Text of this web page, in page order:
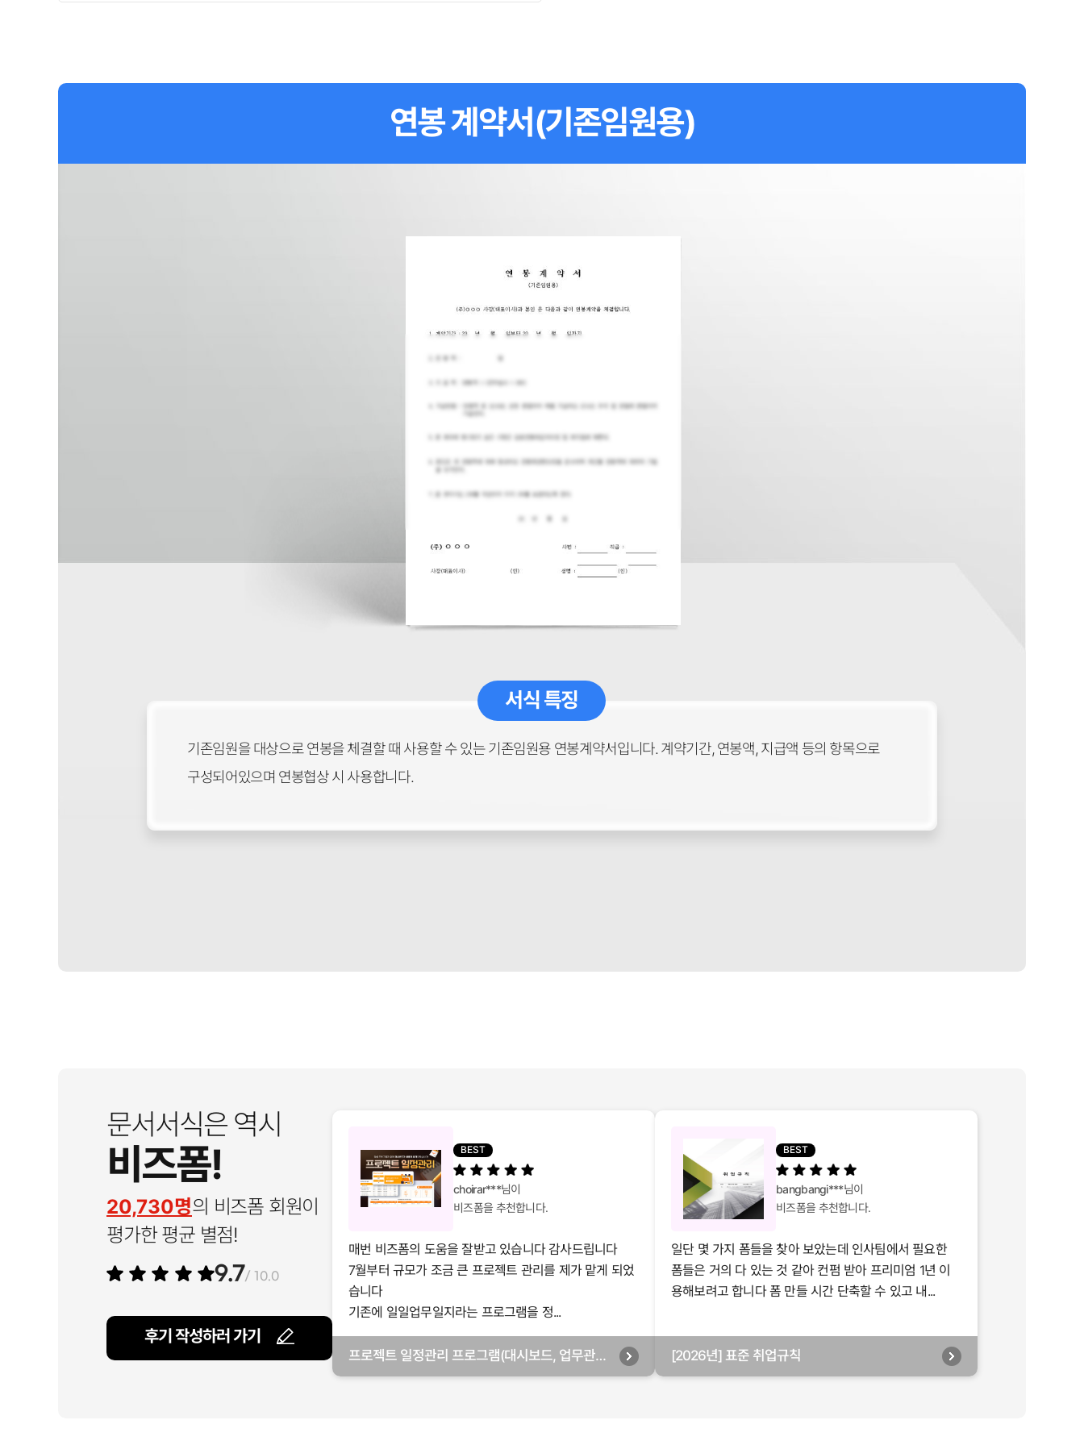
연봉 계약서(기존임원용)
서식 특징
기존임원을 대상으로 연봉을 체결할 때 사용할 수 있는 기존임원용 연봉계약서입니다. 계약기간, 연봉액, 지급액 등의 항목으로
구성되어있으며 연봉협상 시 사용합니다.
문서서식은 역시
비즈폼!
20,730명의 비즈폼 회원이
평가한 평균 별점!
9.7/ 10.0
후기 작성하러 가기
BEST
choirar***님이
비즈폼을 추천합니다.
매번 비즈폼의 도움을 잘받고 있습니다 감사드립니다
7월부터 규모가 조금 큰 프로젝트 관리를 제가 맡게 되었
습니다
기존에 일일업무일지라는 프로그램을 정...
프로젝트 일정관리 프로그램(대시보드, 업무관리,
BEST
bangbangi***님이
비즈폼을 추천합니다.
일단 몇 가지 폼들을 찾아 보았는데 인사팀에서 필요한
폼들은 거의 다 있는 것 같아 컨펌 받아 프리미엄 1년 이
용해보려고 합니다 폼 만들 시간 단축할 수 있고 내...
[2026년] 표준 취업규칙